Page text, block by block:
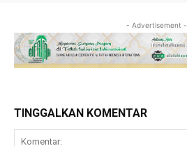
- Advertisement -
TINGGALKAN KOMENTAR